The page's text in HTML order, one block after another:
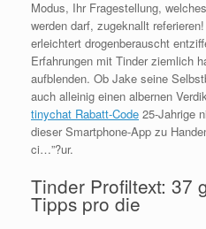
Modus, Ihr Fragestellung,
werden darf, zugeknallt
erleichtert drogenberauscht
Erfahrungen mit Tinder ziemlich
aufblenden. Ob Jake seine
auch alleinig einen albernen
tinychat Rabatt-Code 25-Jahrige
dieser Smartphone-App zu
ci…”?ur.
Tinder Profiltext: 37
Tipps pro die